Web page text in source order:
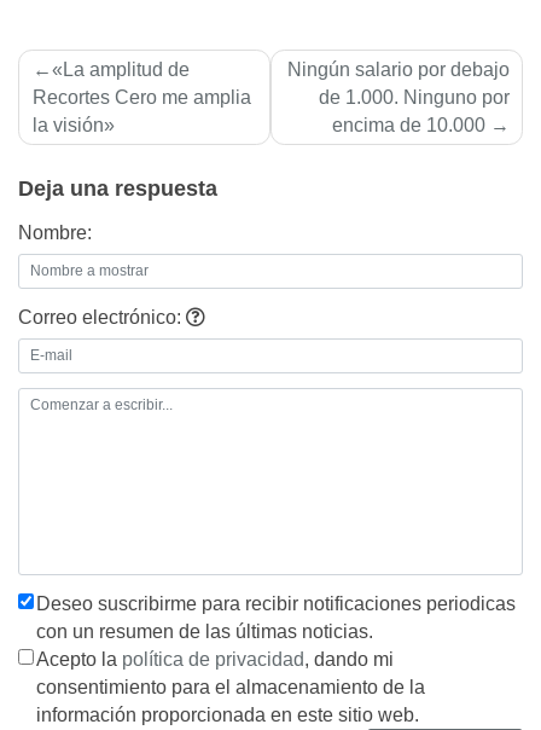
Navegación
de
entradas
«La amplitud de
Recortes Cero me amplia
la visión»
Ningún salario por debajo
de 1.000. Ninguno por
encima de 10.000
Deja una respuesta
Nombre:
Correo electrónico:
Deseo suscribirme para recibir notificaciones periodicas
con un resumen de las últimas noticias.
Acepto la política de privacidad, dando mi
consentimiento para el almacenamiento de la
información proporcionada en este sitio web.